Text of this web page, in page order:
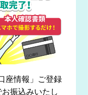
座情報」ご登録
振込みいたし